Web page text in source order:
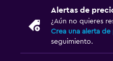
Alertas de
¿Aún no quieres
Crea una alerta de
seguimiento.